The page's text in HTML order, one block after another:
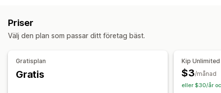
Fler fält
Kassaanpassning
Priser
Välj den plan som passar ditt företag bäst.
Gratisplan
Gratis
Kip Unlimited
$3/månad
eller $30/år